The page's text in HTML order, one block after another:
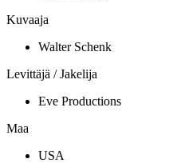
Kuvaaja
Walter Schenk
Levittäjä / Jakelija
Eve Productions
Maa
USA